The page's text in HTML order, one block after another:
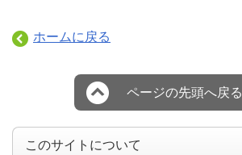
ホームに戻る
ページの先頭へ戻る
このサイトについて